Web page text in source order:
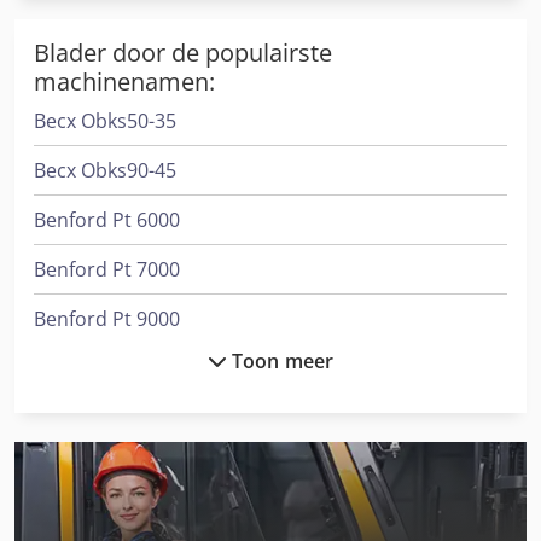
Blader door de populairste
machinenamen:
Becx Obks50-35
Becx Obks90-45
Benford Pt 6000
Benford Pt 7000
Benford Pt 9000
Hurlimann 913 Xt
Hurlimann H-468
Toon meer